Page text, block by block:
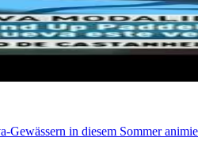
Gewässern in diesem Sommer